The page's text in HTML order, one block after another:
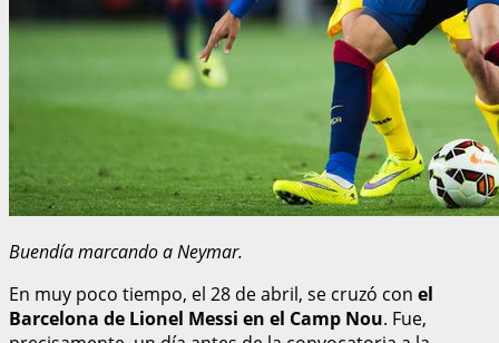
Buendía marcando a Neymar.
En muy poco tiempo, el 28 de abril, se cruzó con el
Barcelona de Lionel Messi en el Camp Nou. Fue,